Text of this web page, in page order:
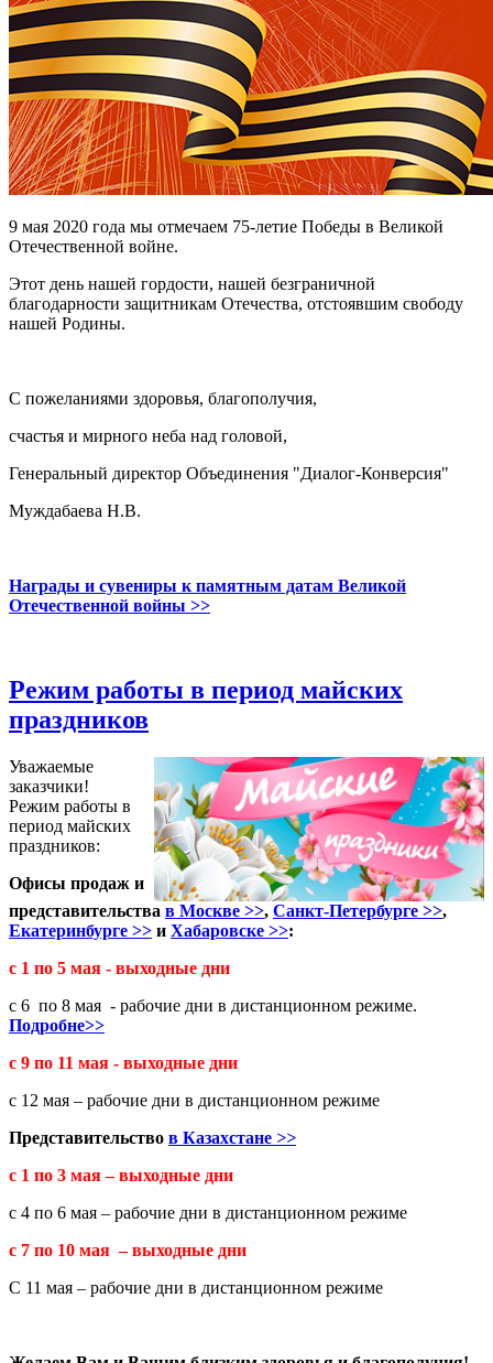
9 мая 2020 года мы отмечаем 75-летие Победы в Великой
Отечественной войне.
Этот день нашей гордости, нашей безграничной
благодарности защитникам Отечества, отстоявшим свободу
нашей Родины.
С пожеланиями здоровья, благополучия,
счастья и мирного неба над головой,
Генеральный директор Объединения "Диалог-Конверсия"
Муждабаева Н.В.
Награды и сувениры к памятным датам Великой
Отечественной войны >>
Режим работы в период майских
праздников
Уважаемые
заказчики!
Режим работы в
период майских
праздников:
Офисы продаж и
представительства в Москве >>, Санкт-Петербурге >>,
Екатеринбурге >> и Хабаровске >>:
с 1 по 5 мая - выходные дни
с 6 по 8 мая - рабочие дни в дистанционном режиме.
Подробне>>
с 9 по 11 мая - выходные дни
с 12 мая – рабочие дни в дистанционном режиме
Представительство в Казахстане >>
с 1 по 3 мая – выходные дни
с 4 по 6 мая – рабочие дни в дистанционном режиме
с 7 по 10 мая – выходные дни
С 11 мая – рабочие дни в дистанционном режиме